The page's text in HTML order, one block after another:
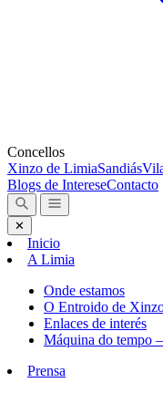
Concellos
Xinzo de LimiaSandiás
Blogs de IntereseContacto
✕
Inicio
A Limia
Onde estamos
O Entroido de
Enlaces de interés
Máquina do tempo
Prensa